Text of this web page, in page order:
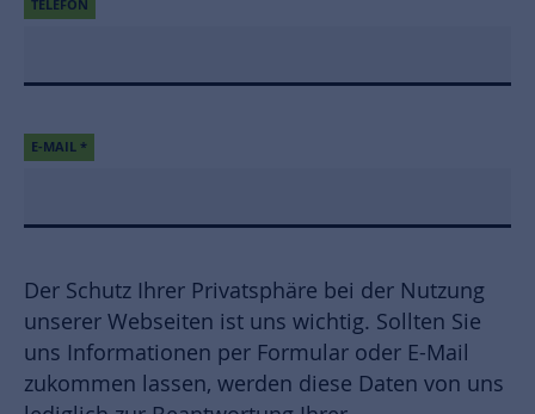
TELEFON
E-MAIL*
Der Schutz Ihrer Privatsphäre bei der Nutzung
unserer Webseiten ist uns wichtig. Sollten Sie
uns Informationen per Formular oder E-Mail
zukommen lassen, werden diese Daten von uns